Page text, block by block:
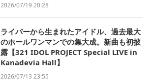
2026/07/19 20:28
ライバーから生まれたアイドル、過去最大
のホールワンマンでの集大成。新曲も初披
露【321 IDOL PROJECT Special LIVE in
Kanadevia Hall】
2026/07/13 23:55